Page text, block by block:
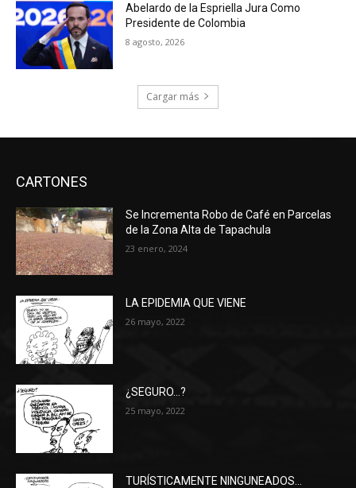
Abelardo de la Espriella Jura Como
Presidente de Colombia
8 agosto, 2026
Cargar más
CARTONES
Se Incrementa Robo de Café en Parcelas
de la Zona Alta de Tapachula
23 enero, 2024
LA EPIDEMIA QUE VIENE
26 mayo, 2022
¿SEGURO…?
25 mayo, 2022
TURÍSTICAMENTE NINGUNEADOS…